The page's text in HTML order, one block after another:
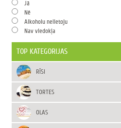
Jā
Nē
Alkoholu nelietoju
Nav viedokļa
TOP KATEGORIJAS
RĪSI
TORTES
OLAS